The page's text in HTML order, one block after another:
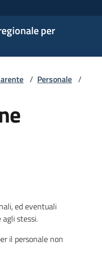
per
/ Personale /
ed eventuali
stessi.
il personale non